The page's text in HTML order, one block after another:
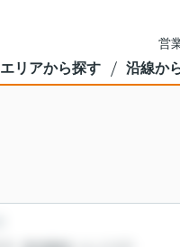
営
エリアから探す 沿線か